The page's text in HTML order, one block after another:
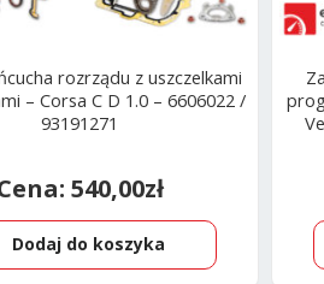
rozrządu z uszczelkami
– Corsa C D 1.0 – 6606022 /
93191271
540,00zł
Dodaj do koszyka